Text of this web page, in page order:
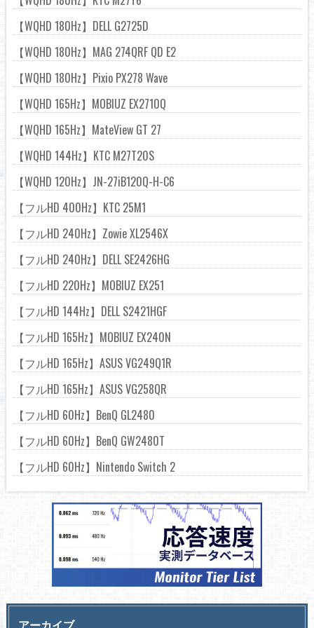
【WQHD 180Hz】DELL G2725D
【WQHD 180Hz】MAG 274QRF QD E2
【WQHD 180Hz】Pixio PX278 Wave
【WQHD 165Hz】MOBIUZ EX2710Q
【WQHD 165Hz】MateView GT 27
【WQHD 144Hz】KTC M27T20S
【WQHD 120Hz】JN-27iB120Q-H-C6
【フルHD 400Hz】KTC 25M1
【フルHD 240Hz】Zowie XL2546X
【フルHD 240Hz】DELL SE2426HG
【フルHD 220Hz】MOBIUZ EX251
【フルHD 144Hz】DELL S2421HGF
【フルHD 165Hz】MOBIUZ EX240N
【フルHD 165Hz】ASUS VG249Q1R
【フルHD 165Hz】ASUS VG258QR
【フルHD 60Hz】BenQ GL2480
【フルHD 60Hz】BenQ GW2480T
【フルHD 60Hz】Nintendo Switch 2
アーカイブ